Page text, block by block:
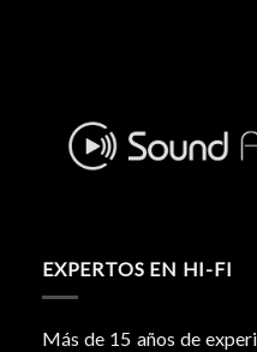
EXPERTOS EN HI-FI
Más de 15 años de